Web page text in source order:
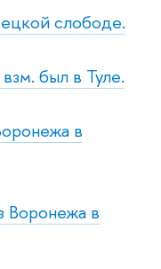
слободе.
был в Туле.
в
Воронежа в